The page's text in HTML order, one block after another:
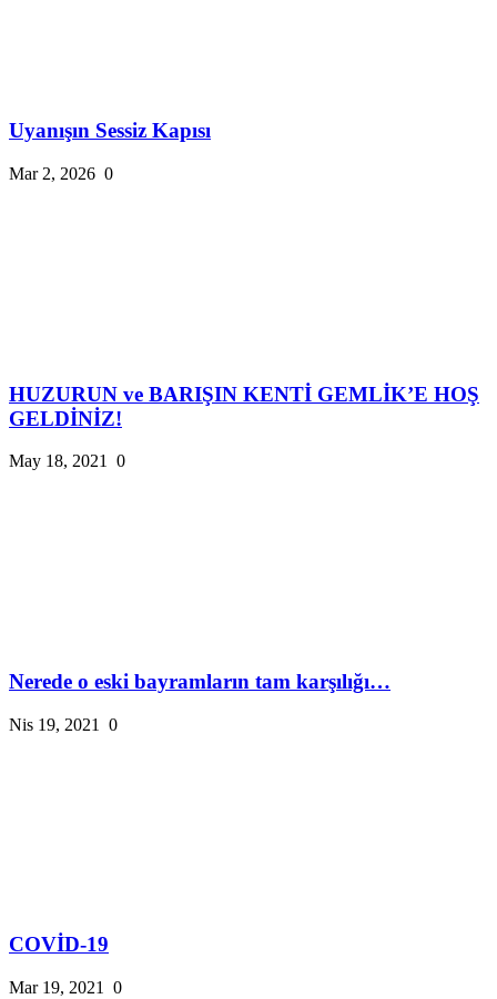
Uyanışın Sessiz Kapısı
Mar 2, 2026 0
HUZURUN ve BARIŞIN KENTİ GEMLİK’E HOŞ
GELDİNİZ!
May 18, 2021 0
Nerede o eski bayramların tam karşılığı…
Nis 19, 2021 0
COVİD-19
Mar 19, 2021 0